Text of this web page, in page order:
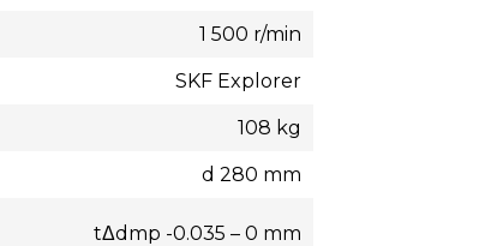
1 500 r/min
SKF Explorer
108 kg
d 280 mm
tΔdmp -0.035 – 0 mm